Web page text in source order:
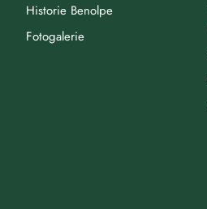
Historie Benolpe
Fotogalerie